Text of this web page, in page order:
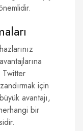
Twitter
için
avantajı,
bir